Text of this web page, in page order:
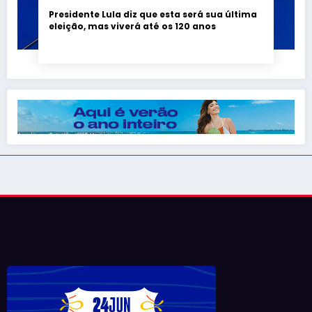
Presidente Lula diz que esta será sua última
eleição, mas viverá até os 120 anos